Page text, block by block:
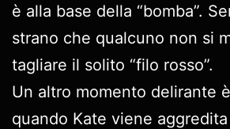
è alla base della “bomba”.
strano che qualcuno non si
tagliare il solito “filo rosso”.
Un altro momento delirante
quando Kate viene